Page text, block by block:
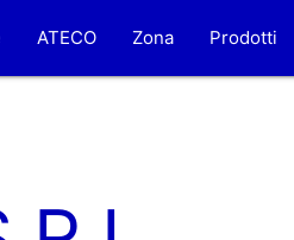
ATECO Zona Prodotti